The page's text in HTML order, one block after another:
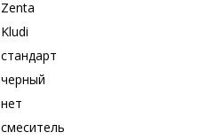
Zenta
Kludi
стандарт
черный
нет
смеситель